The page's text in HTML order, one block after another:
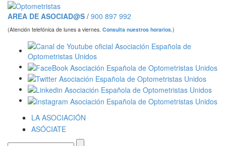
Pasar al contenido principal
AREA DE ASOCIAD@S / 900 897 992
(Atención telefónica de lunes a viernes. Consulta nuestros horarios.)
LA ASOCIACIÓN
ASÓCIATE